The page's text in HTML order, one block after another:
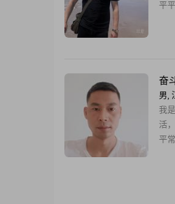
平
奋
男,
我
活
平
养